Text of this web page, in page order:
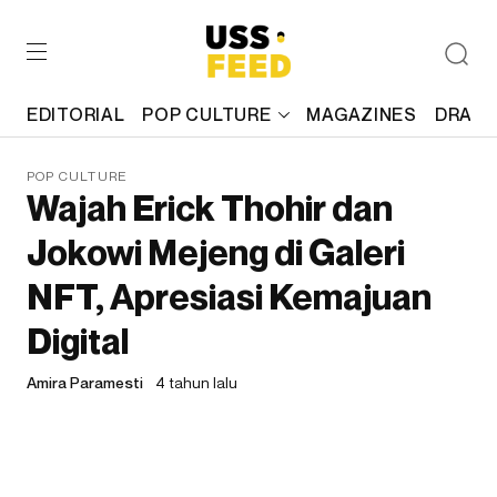
EDITORIAL POP CULTURE MAGAZINES
POP CULTURE
Wajah Erick Thohir dan
Jokowi Mejeng di Galeri
NFT, Apresiasi Kemajuan
Digital
Amira Paramesti 4 tahun lalu